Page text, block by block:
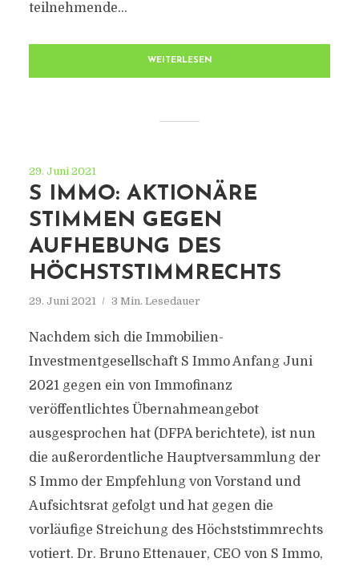
teilnehmende...
WEITERLESEN
29. Juni 2021
S IMMO: AKTIONÄRE
STIMMEN GEGEN
AUFHEBUNG DES
HÖCHSTSTIMMRECHTS
29. Juni 2021 3 Min. Lesedauer
Nachdem sich die Immobilien-
Investmentgesellschaft S Immo Anfang Juni
2021 gegen ein von Immofinanz
veröffentlichtes Übernahmeangebot
ausgesprochen hat (DFPA berichtete), ist nun
die außerordentliche Hauptversammlung der
S Immo der Empfehlung von Vorstand und
Aufsichtsrat gefolgt und hat gegen die
vorläufige Streichung des Höchststimmrechts
votiert. Dr. Bruno Ettenauer, CEO von S Immo,